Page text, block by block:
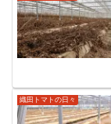
織田トマトの日々